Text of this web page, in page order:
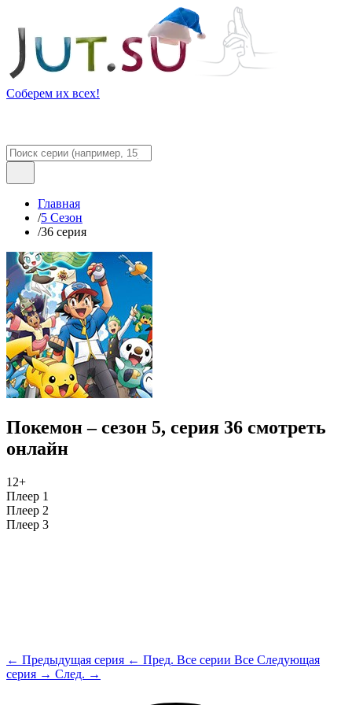
Соберем их всех!
Главная
/5 Сезон
/36 серия
Покемон – сезон 5, серия 36 смотреть
онлайн
12+
Плеер 1
Плеер 2
Плеер 3
← Предыдущая серия ← Пред. Все серии Все Следующая
серия → След. →